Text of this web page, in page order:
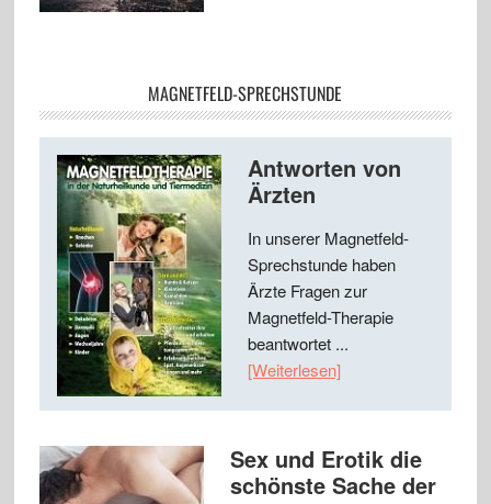
MAGNETFELD-SPRECHSTUNDE
Antworten von
Ärzten
In unserer Magnetfeld-
Sprechstunde haben
Ärzte Fragen zur
Magnetfeld-Therapie
beantwortet ...
[Weiterlesen]
Sex und Erotik die
schönste Sache der